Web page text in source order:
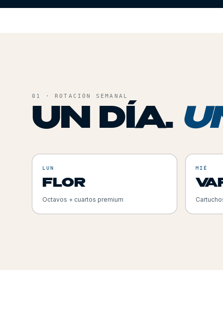
01 · ROTACIÓN SEMANAL
UN DÍA.
LUN
FLOR
Octavos + cuartos premium
MIÉ